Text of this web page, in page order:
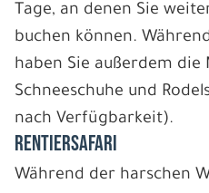
Tage, an denen Sie
buchen können.
haben Sie außerdem die
Schneeschuhe und
nach Verfügbarkeit).
RENTIERSAFARI
Während der harschen